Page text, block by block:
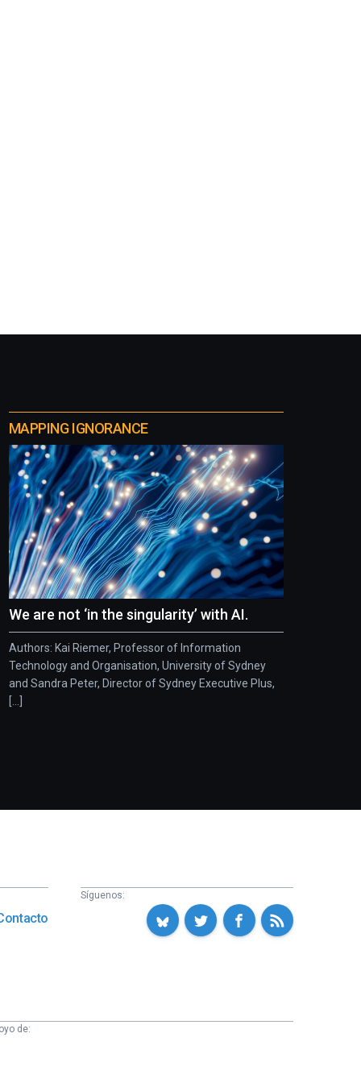
MAPPING IGNORANCE
We are not ‘in the singularity’ with AI.
Authors: Kai Riemer, Professor of Information
Technology and Organisation, University of Sydney
and Sandra Peter, Director of Sydney Executive Plus,
[...]
Síguenos:
de: